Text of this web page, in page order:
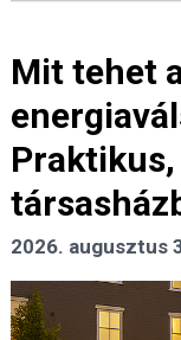
Mit tehet
2026. augusztus